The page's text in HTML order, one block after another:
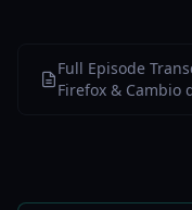
Full Episode
Firefox & Cambio